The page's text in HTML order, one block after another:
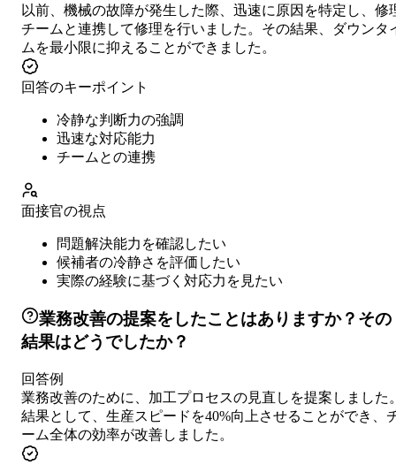
以前、機械の故障が発生した際、迅速に原因を特定し、修
チームと連携して修理を行いました。その結果、ダウンタ
ムを最小限に抑えることができました。
回答のキーポイント
冷静な判断力の強調
迅速な対応能力
チームとの連携
面接官の視点
問題解決能力を確認したい
候補者の冷静さを評価したい
実際の経験に基づく対応力を見たい
業務改善の提案をしたことはありますか？その
結果はどうでしたか？
回答例
業務改善のために、加工プロセスの見直しを提案しました
結果として、生産スピードを40%向上させることができ、
ーム全体の効率が改善しました。